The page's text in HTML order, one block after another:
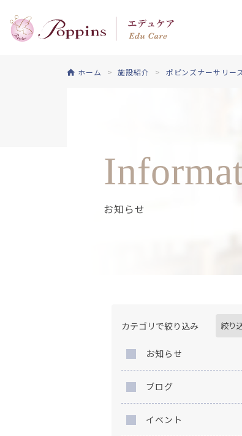
ホーム 施設紹介 ポピンズナーサリー
お知らせ
カテゴリで絞り込み 絞り
お知らせ
ブログ
イベント